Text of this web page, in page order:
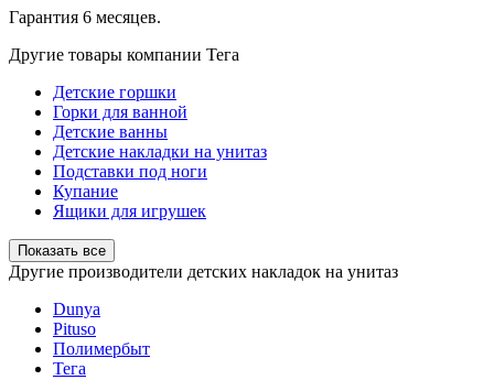
Гарантия 6 месяцев.
Другие товары компании Тега
Детские горшки
Горки для ванной
Детские ванны
Детские накладки на унитаз
Подставки под ноги
Купание
Ящики для игрушек
Показать все
Другие производители детских накладок на унитаз
Dunya
Pituso
Полимербыт
Тега